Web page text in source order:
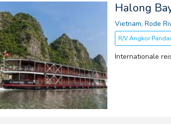
Halong
Vietnam, Rode
R/V Angkor
Internationale